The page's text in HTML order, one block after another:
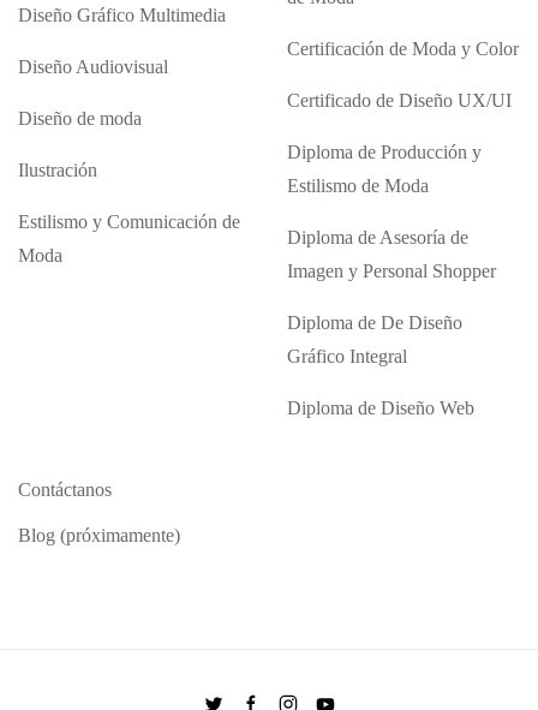
Diseño Gráfico Multimedia
Diseño Audiovisual
Diseño de moda
Ilustración
Estilismo y Comunicación de
Moda
Certificación de Moda y Color
Certificado de Diseño UX/UI
Diploma de Producción y
Estilismo de Moda
Diploma de Asesoría de
Imagen y Personal Shopper
Diploma de De Diseño
Gráfico Integral
Diploma de Diseño Web
Contáctanos
Blog (próximamente)